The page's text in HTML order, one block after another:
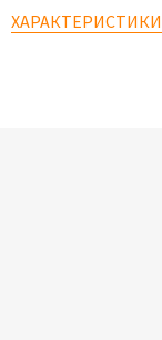
ХАРАКТЕРИСТИКИ